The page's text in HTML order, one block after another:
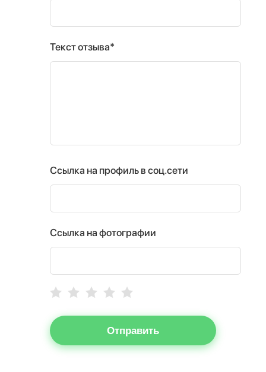
Текст отзыва*
Ссылка на профиль в соц.сети
Ссылка на фотографии
Отправить